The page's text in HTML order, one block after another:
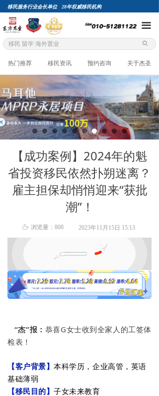
移民服务行业会长单位 28年权威移民机构
끀
ꄙ
热门推荐 移民资讯 预约咨询 关于杰圣
【成功案例】2024年的魁
省投资移民依然扑朔迷离？
雇主担保却悄悄迎来“获批
潮”！
“杰”报： 恭喜G女士收到全家人的工签体
检表！
【客户背景】本科学历，企业高管，英语
基础薄弱
【移民目的】子女未来教育
2023年11月15日 15:13
ꄘ 浏览量： 808